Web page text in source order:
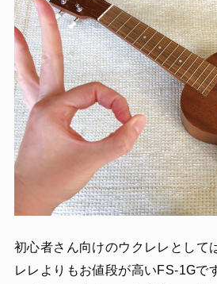
初心者さん向けのウクレレとして
レレよりもお値段が高いFS-1Gで